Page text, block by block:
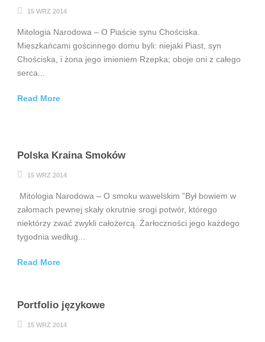
15 WRZ 2014
Mitologia Narodowa – O Piaście synu Chościska.
Mieszkańcami gościnnego domu byli: niejaki Piast, syn
Chościska, i żona jego imieniem Rzepka; oboje oni z całego
serca...
Read More
Polska Kraina Smoków
15 WRZ 2014
Mitologia Narodowa – O smoku wawelskim ”Był bowiem w
załomach pewnej skały okrutnie srogi potwór, którego
niektórzy zwać zwykli całożercą. Żarłoczności jego każdego
tygodnia według...
Read More
Portfolio językowe
15 WRZ 2014